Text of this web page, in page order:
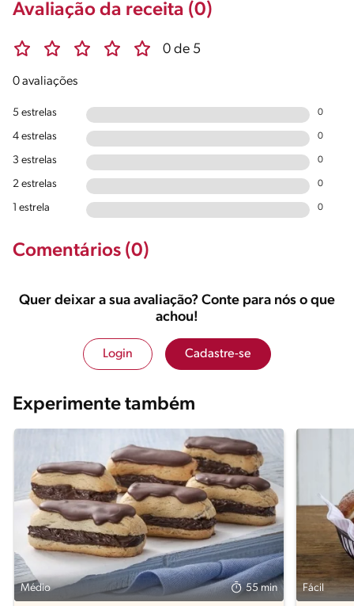
Avaliação da receita (0)
0 de 5
0 avaliações
5 estrelas 0
4 estrelas 0
3 estrelas 0
2 estrelas 0
1 estrela 0
Comentários (0)
Quer deixar a sua avaliação? Conte para nós o que
achou!
Login Cadastre-se
Experimente também
Médio 55 min Fácil